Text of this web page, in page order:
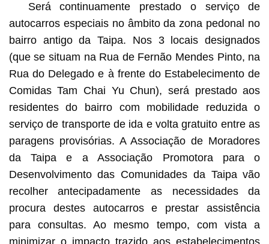
Será continuamente prestado o serviço de
autocarros especiais no âmbito da zona pedonal no
bairro antigo da Taipa. Nos 3 locais designados
(que se situam na Rua de Fernão Mendes Pinto, na
Rua do Delegado e à frente do Estabelecimento de
Comidas Tam Chai Yu Chun), será prestado aos
residentes do bairro com mobilidade reduzida o
serviço de transporte de ida e volta gratuito entre as
paragens provisórias. A Associação de Moradores
da Taipa e a Associação Promotora para o
Desenvolvimento das Comunidades da Taipa vão
recolher antecipadamente as necessidades da
procura destes autocarros e prestar assistência
para consultas. Ao mesmo tempo, com vista a